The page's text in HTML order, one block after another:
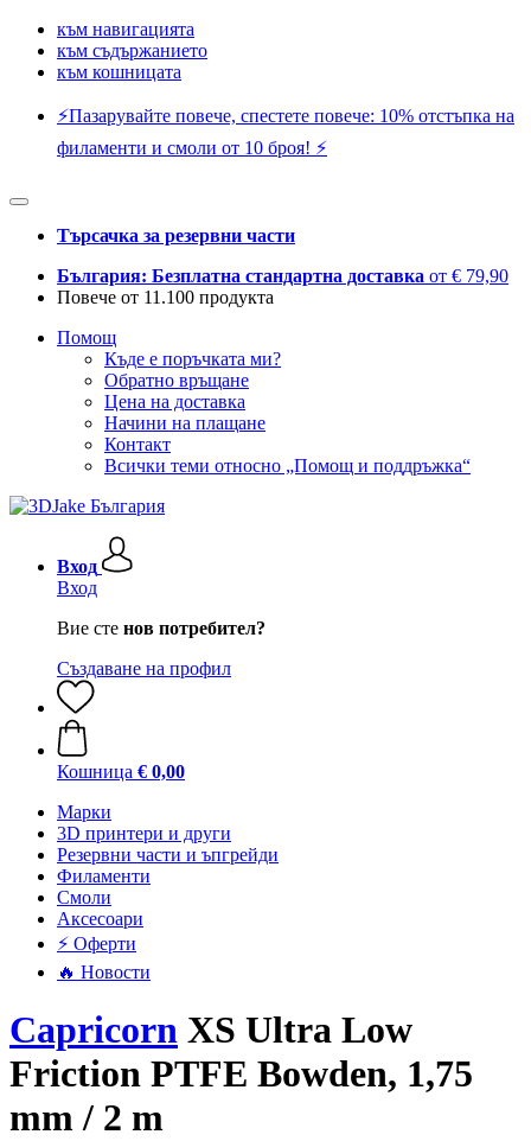
към навигацията
към съдържанието
към кошницата
⚡️Пазарувайте повече, спестете повече: 10% отстъпка на
филаменти и смоли от 10 броя! ⚡️
Търсачка за резервни части
България: Безплатна стандартна доставка от € 79,90
Повече от 11.100 продукта
Помощ
Къде е поръчката ми?
Обратно връщане
Цена на доставка
Начини на плащане
Контакт
Всички теми относно „Помощ и поддръжка“
Вход
Вход
Вие сте нов потребител?
Създаване на профил
Кошница € 0,00
Mарки
3D принтери и други
Резервни части и ъпгрейди
Филаменти
Смоли
Аксесоари
⚡ Оферти
🔥 Новости
Capricorn XS Ultra Low
Friction PTFE Bowden, 1,75
mm / 2 m